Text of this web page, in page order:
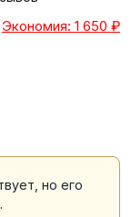
Экономия: 1 650 ₽
но его